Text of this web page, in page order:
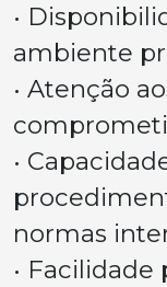
•
ambiente
• Atenção
•
normas
•